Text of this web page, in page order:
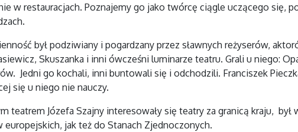
w restauracjach. Poznajemy go jako twórcę ciągle uczącego się,
był podziwiany i pogardzany przez sławnych reżyserów,
Skuszanka i inni ówcześni luminarze teatru. Grali u niego:
Jedni go kochali, inni buntowali się i odchodzili. Franciszek
się u niego nie nauczy.
teatrem Józefa Szajny interesowały się teatry za granicą kraju,
europejskich, jak też do Stanach Zjednoczonych.